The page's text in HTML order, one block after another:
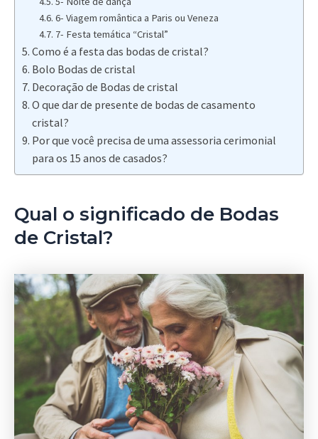
6- Viagem romântica a Paris ou Veneza
7- Festa temática “Cristal”
Como é a festa das bodas de cristal?
Bolo Bodas de cristal
Decoração de Bodas de cristal
O que dar de presente de bodas de casamento
cristal?
Por que você precisa de uma assessoria cerimonial
para os 15 anos de casados?
Qual o significado de Bodas
de Cristal?